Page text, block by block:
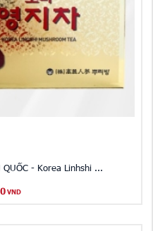
- Korea Linhshi ...
VND